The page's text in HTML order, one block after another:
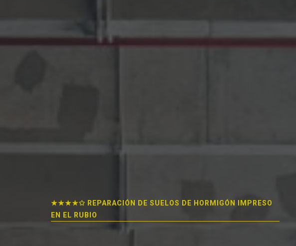
★★★★✩ REPARACIÓN DE SUELOS DE HORMIGÓN IMPRESO
EN EL RUBIO